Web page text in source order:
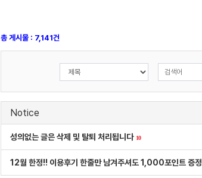
총 게시물 : 7,141건
Notice
성의없는 글은 삭제 및 탈퇴 처리됩니다 10
12월 한정!! 이용후기 한줄만 남겨주셔도 1,000포인트 증정